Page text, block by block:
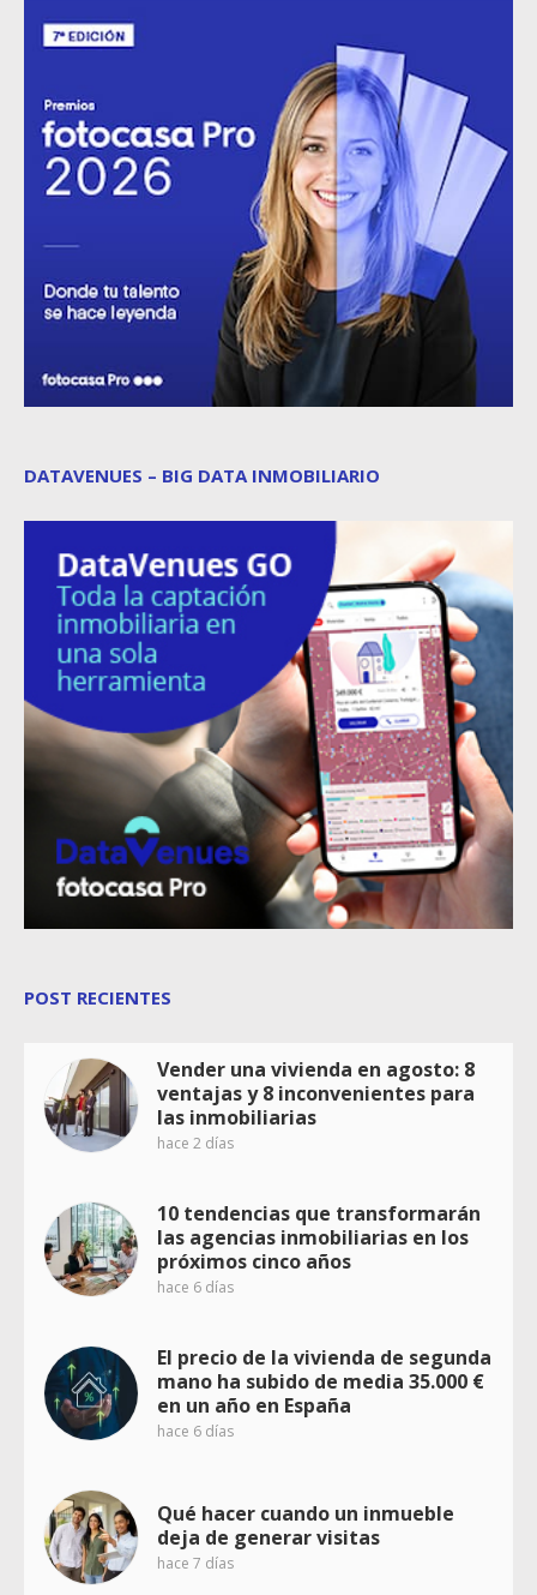
DATAVENUES – BIG DATA INMOBILIARIO
POST RECIENTES
Vender una vivienda en agosto: 8
ventajas y 8 inconvenientes para
las inmobiliarias
hace 2 días
10 tendencias que transformarán
las agencias inmobiliarias en los
próximos cinco años
hace 6 días
El precio de la vivienda de segunda
mano ha subido de media 35.000 €
en un año en España
hace 6 días
Qué hacer cuando un inmueble
deja de generar visitas
hace 7 días